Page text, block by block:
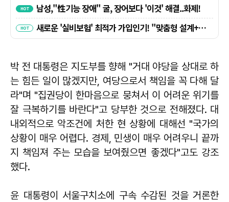
박 전 대통령은 지도부를 향해 "거대 야당을 상대로 하
는 힘든 일이 많겠지만, 여당으로서 책임을 꼭 다해 달
라"며 "집권당이 한마음으로 뭉쳐서 이 어려운 위기를
잘 극복하기를 바란다"고 당부한 것으로 전해졌다. 대
내외적으로 악조건에 처한 현 상황에 대해선 "국가의
상황이 매우 어렵다. 경제, 민생이 매우 어려우니 끝까
지 책임져 주는 모습을 보여줬으면 좋겠다"고도 강조
했다.
윤 대통령이 서울구치소에 구속 수감된 것을 거론한